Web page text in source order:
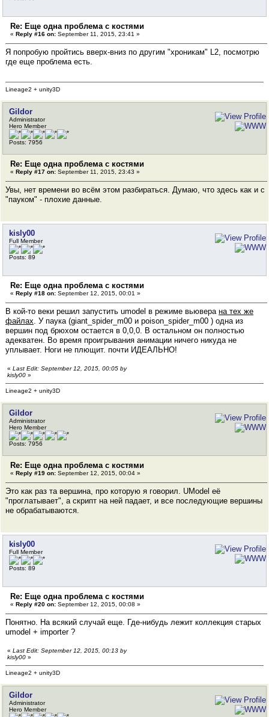
Re: Еще одна проблема с костями
« Reply #16 on: September 11, 2015, 23:41 »
Я попробую пройтись вверх-вниз по другим "хроникам" L2, посмотрю
где еще проблема есть.
Lineage2 + unity3D
Gildor
Administrator
Hero Member
Posts: 7956
Re: Еще одна проблема с костями
« Reply #17 on: September 11, 2015, 23:43 »
Увы, нет времени во всём этом разбираться. Думаю, что здесь как и с
"пауком" - плохие данные.
kisly00
Full Member
Posts: 89
Re: Еще одна проблема с костями
« Reply #18 on: September 12, 2015, 00:01 »
В кой-то веки решил запустить umodel в режиме вьювера на тех же
файлах. У паука (giant_spider_m00 и poison_spider_m00 ) одна из
вершин под брюхом остается в 0,0,0. В остальном он полностью
адекватен. Во время проигрывания анимации ничего никуда не
уплывает. Ноги не плющит. почти ИДЕАЛЬНО!
« Last Edit: September 12, 2015, 00:05 by
kisly00 »
Lineage2 + unity3D
Gildor
Administrator
Hero Member
Posts: 7956
Re: Еще одна проблема с костями
« Reply #19 on: September 12, 2015, 00:04 »
Это как раз та вершина, про которую я говорил. UModel её
"проглатывает", а скрипт на ней падает, и все последующие вершины
не обрабатываются.
kisly00
Full Member
Posts: 89
Re: Еще одна проблема с костями
« Reply #20 on: September 12, 2015, 00:08 »
Понятно. На всякий случай еще. Где-нибудь лежит коллекция старых
umodel + importer ?
« Last Edit: September 12, 2015, 00:13 by
kisly00 »
Lineage2 + unity3D
Gildor
Administrator
Hero Member